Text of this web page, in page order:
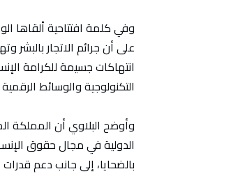
وفي كلمة افتتاحية ألقاها
على أن جرائم الاتجار بالبشر
انتهاكات جسيمة للكرامة
التكنولوجية والوسائط
وأوضح البلاوي أن المملكة
الدولية في مجال حقوق
بالضحايا، إلى جانب دعم